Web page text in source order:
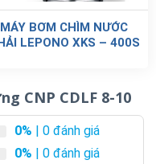
MÁY BƠM CHÌM NƯỚC
LEPONO XKS – 400S
CNP CDLF 8-10
0% | 0 đánh giá
0% | 0 đánh giá